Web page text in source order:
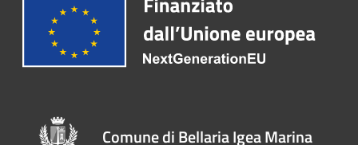
Comune di Bellaria Igea Marina